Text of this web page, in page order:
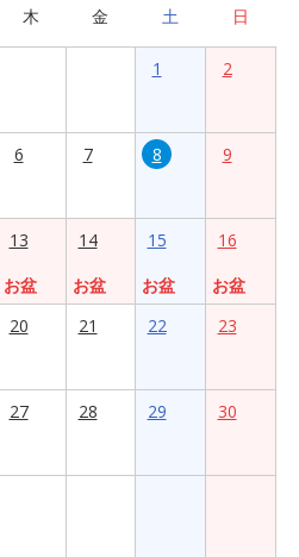
木 金 土 日
1 2
6 7 8 9
13
お盆
14
お盆
15
お盆
16
お盆
20 21 22 23
27 28 29 30